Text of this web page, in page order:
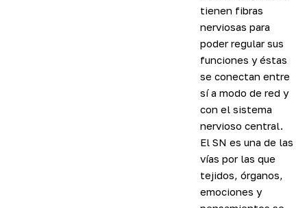
tienen fibras
nerviosas para
poder regular sus
funciones y éstas
se conectan entre
sí a modo de red y
con el sistema
nervioso central.
El SN es una de las
vías por las que
tejidos, órganos,
emociones y